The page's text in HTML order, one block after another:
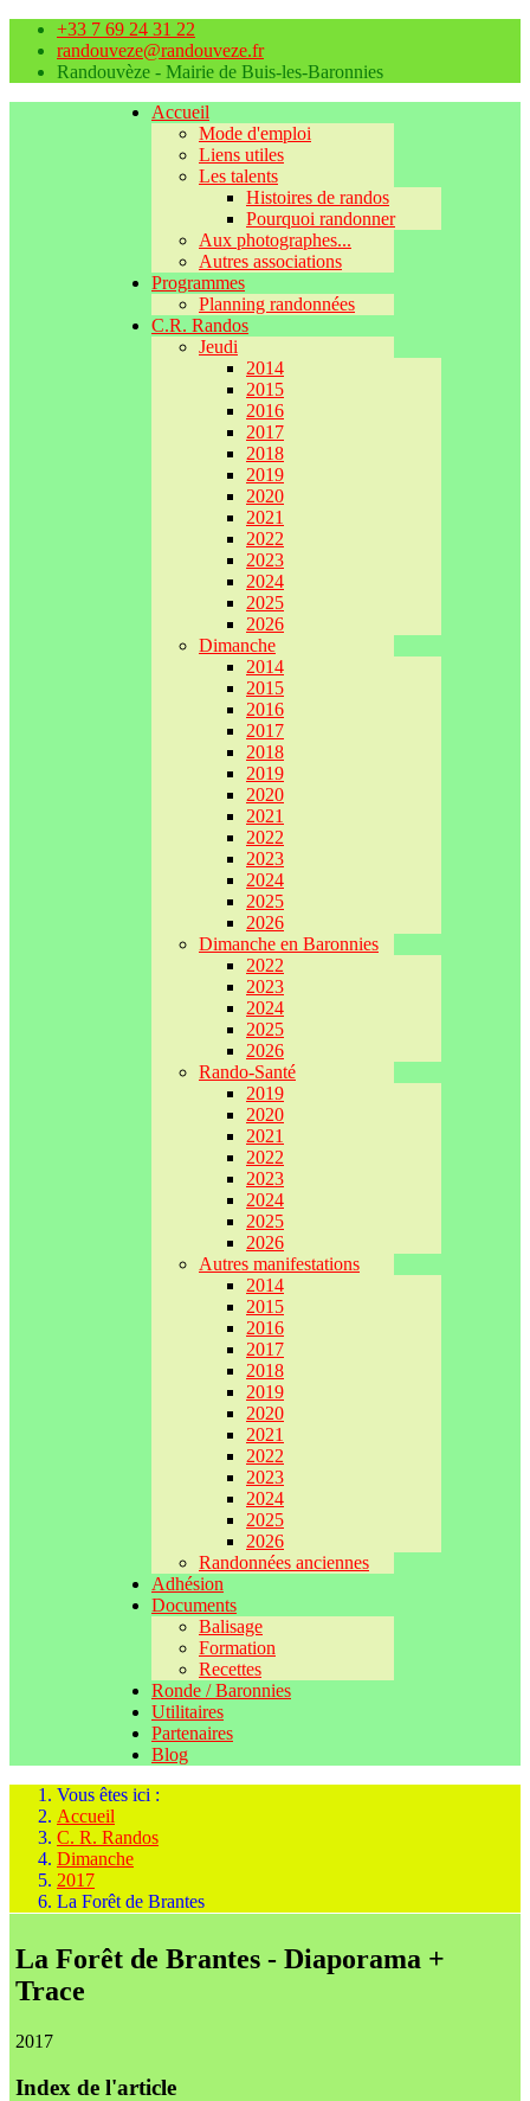
+33 7 69 24 31 22
randouveze@randouveze.fr
Randouvèze - Mairie de Buis-les-Baronnies
Accueil
Mode d'emploi
Liens utiles
Les talents
Histoires de randos
Pourquoi randonner
Aux photographes...
Autres associations
Programmes
Planning randonnées
C.R. Randos
Jeudi
2014
2015
2016
2017
2018
2019
2020
2021
2022
2023
2024
2025
2026
Dimanche
2014
2015
2016
2017
2018
2019
2020
2021
2022
2023
2024
2025
2026
Dimanche en Baronnies
2022
2023
2024
2025
2026
Rando-Santé
2019
2020
2021
2022
2023
2024
2025
2026
Autres manifestations
2014
2015
2016
2017
2018
2019
2020
2021
2022
2023
2024
2025
2026
Randonnées anciennes
Adhésion
Documents
Balisage
Formation
Recettes
Ronde / Baronnies
Utilitaires
Partenaires
Blog
Vous êtes ici :
Accueil
C. R. Randos
Dimanche
2017
La Forêt de Brantes
La Forêt de Brantes - Diaporama +
Trace
2017
Index de l'article